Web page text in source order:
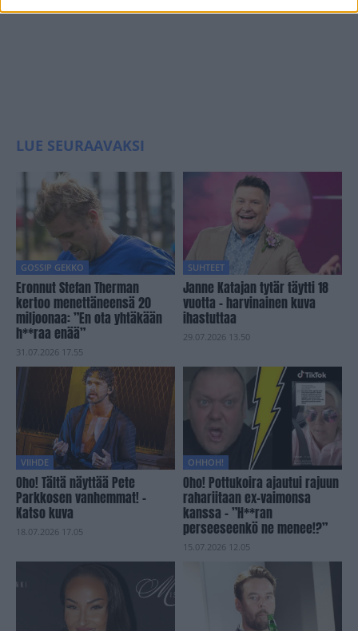
LUE SEURAAVAKSI
GOSSIP GEKKO
Eronnut Stefan Therman
kertoo menettäneensä 20
miljoonaa: ”En ota yhtäkään
h**raa enää”
31.07.2026 17.55
SUHTEET
Janne Katajan tytär täytti 18
vuotta – harvinainen kuva
ihastuttaa
29.07.2026 13.50
VIIHDE
Oho! Tältä näyttää Pete
Parkkosen vanhemmat! –
Katso kuva
18.07.2026 17.05
OHHOH!
Oho! Pottukoira ajautui rajuun
rahariitaan ex-vaimonsa
kanssa – ”H**ran
perseeseenkö ne menee!?”
15.07.2026 12.05